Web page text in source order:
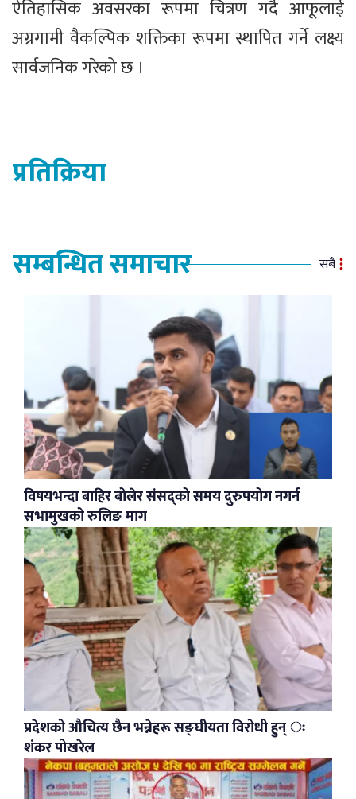
ऐतिहासिक अवसरका रूपमा चित्रण गर्दै आफूलाई
अग्रगामी वैकल्पिक शक्तिका रूपमा स्थापित गर्ने लक्ष्य
सार्वजनिक गरेको छ ।
प्रतिक्रिया
सम्बन्धित समाचार सबै
विषयभन्दा बाहिर बोलेर संसद्को समय दुरुपयोग नगर्न
सभामुखको रुलिङ माग
प्रदेशको औचित्य छैन भन्नेहरू सङ्घीयता विरोधी हुन् ः
शंकर पोखरेल